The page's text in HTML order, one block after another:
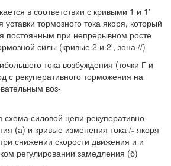
в соответствии с кривыми 1 и 1'
тормозного тока якоря, который
постоянным при непрерывном росте
силы (кривые 2 и 2', зона //)
тока возбуждения (точки Г и
с рекуперативного торможения на
воз-
силовой цепи рекуперативно-
(а) и кривые изменения тока /т якоря
снижении скорости движения и и
регулировании замедления (б)